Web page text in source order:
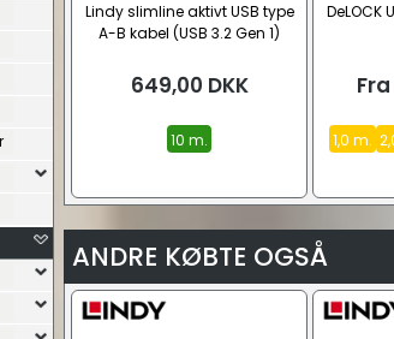
Lindy slimline aktivt USB type
A-B kabel (USB 3.2 Gen 1)
649,00 DKK
10 m.
DeLOCK
Fra
1,0 m.
ANDRE KØBTE OGSÅ